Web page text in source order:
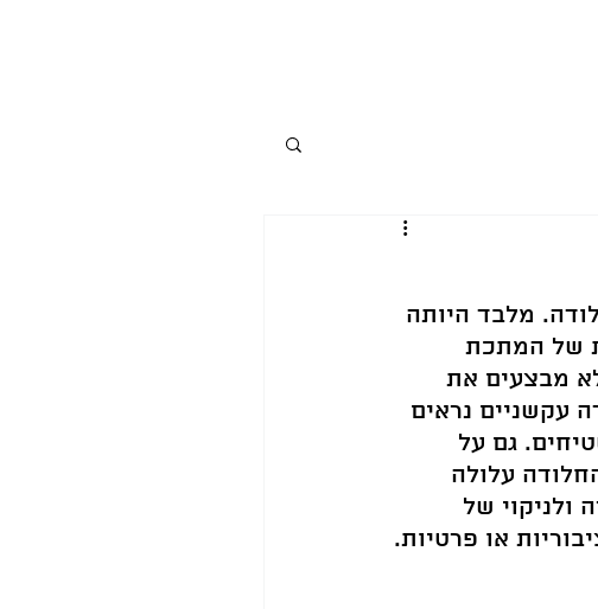
מלבד היותה
של המתכת
מבצעים את
עקשניים נראים
גם על
עלולה
ולניקוי של
או פרטיות.